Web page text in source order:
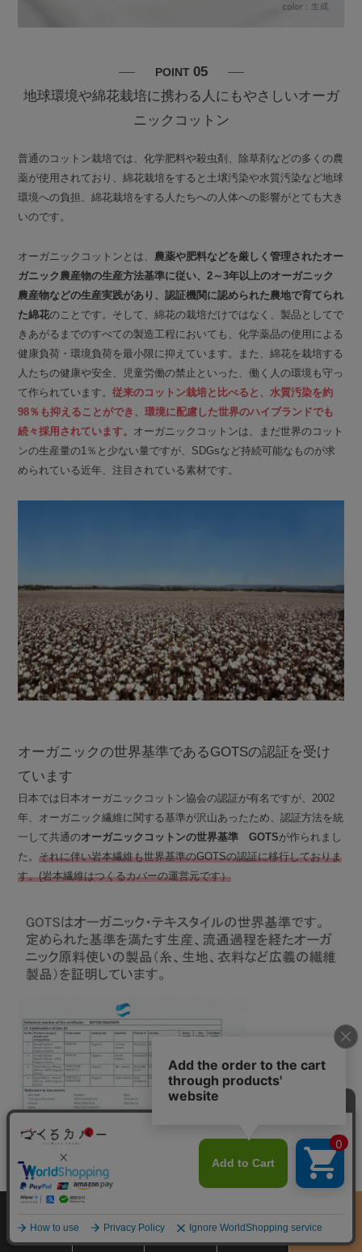
POINT 05
地球環境や綿花栽培に携わる人にもやさしいオーガ
ニックコットン
普通のコットン栽培では、化学肥料や殺虫剤、除草剤などの多くの農
薬が使用されており、綿花栽培をすると土壌汚染や水質汚染など地球
環境への負担、綿花栽培をする人たちへの人体への影響がとても大き
いのです。
オーガニックコットンとは、 農薬や肥料などを厳しく管理されたオー
ガニック農産物の生産方法基準に従い、2～3年以上のオーガニック
農産物などの生産実践があり、認証機関に認められた農地で育てられ
た綿花のことです。そして、綿花の栽培だけではなく、製品としてで
きあがるまでのすべての製造工程においても、化学薬品の使用による
健康負荷・環境負荷を最小限に抑えています。また、綿花を栽培する
人たちの健康や安全、児童労働の禁止といった、働く人の環境も守っ
て作られています。従来のコットン栽培と比べると、水質汚染を約
98％も抑えることができ、環境に配慮した世界のハイブランドでも
続々採用されています。 オーガニックコットンは、まだ世界のコット
ンの生産量の1％と少ない量ですが、SDGsなど持続可能なものが求
められている近年、注目されている素材です。
オーガニックの世界基準であるGOTSの認証を受け
ています
日本では日本オーガニックコットン協会の認証が有名ですが、2002
年、オーガニック繊維に関する基準が沢山あったため、認証方法を統
一して共通のオーガニックコットンの世界基準 GOTSが作られまし
た。それに伴い岩本繊維も世界基準のGOTSの認証に移行しておりま
す。(岩本繊維はつくるカバーの運営元です）
商品をさがす
サイズ
お買物ガイド カート